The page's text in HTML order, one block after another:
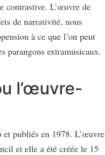
contrastive. L’œuvre de
de narrativité, nous
à ce que l’on peut
parangons extramusicaux.
l’œuvre-
et publiés en 1978. L’œuvre
et elle a été créée le 15